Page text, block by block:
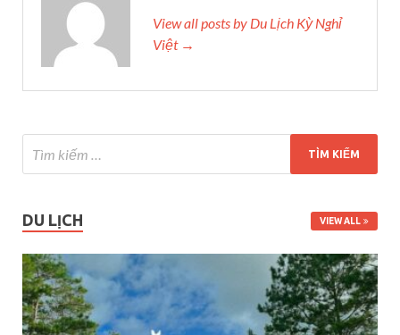
View all posts by Du Lịch Kỳ Nghỉ
Việt →
DU LỊCH VIEW ALL